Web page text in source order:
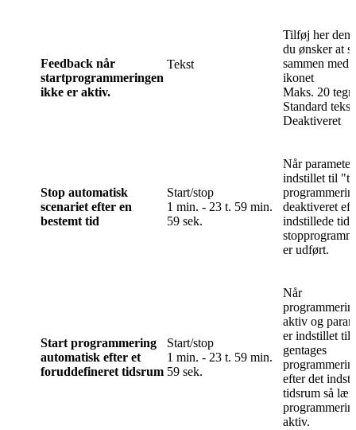
Feedback når
startprogrammeringen
ikke er aktiv.
Tekst
Tilføj her den
du ønsker at
sammen med
ikonet
Maks. 20 tegn
Standard tekst:
Deaktiveret
Stop automatisk
scenariet efter en
bestemt tid
Start/stop
1 min. - 23 t. 59 min.
59 sek.
Når
indstillet til
deaktiveret
indstillede tid,
er udført.
Start programmering
automatisk efter et
foruddefineret tidsrum
Start/stop
1 min. - 23 t. 59 min.
59 sek.
Når
aktiv og
er indstillet
gentages
efter det
tidsrum så
aktiv.